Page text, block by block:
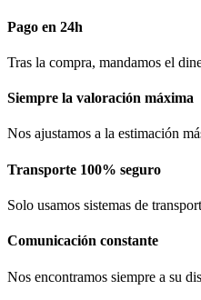
Pago en 24h
Tras la compra, mandamos el
Siempre la valoración máxima
Nos ajustamos a la estimación
Transporte 100% seguro
Solo usamos sistemas de
Comunicación​ constante
Nos encontramos siempre a su